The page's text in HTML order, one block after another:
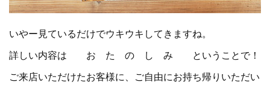
いやー見ているだけでウキウキしてきますね。
詳しい内容は お た の し み ということで！
ご来店いただけたお客様に、ご自由にお持ち帰りいただい